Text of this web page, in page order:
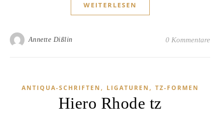
WEITERLESEN
Annette Dißlin 0 Kommentare
ANTIQUA-SCHRIFTEN , LIGATUREN , TZ-FORMEN
Hiero Rhode tz